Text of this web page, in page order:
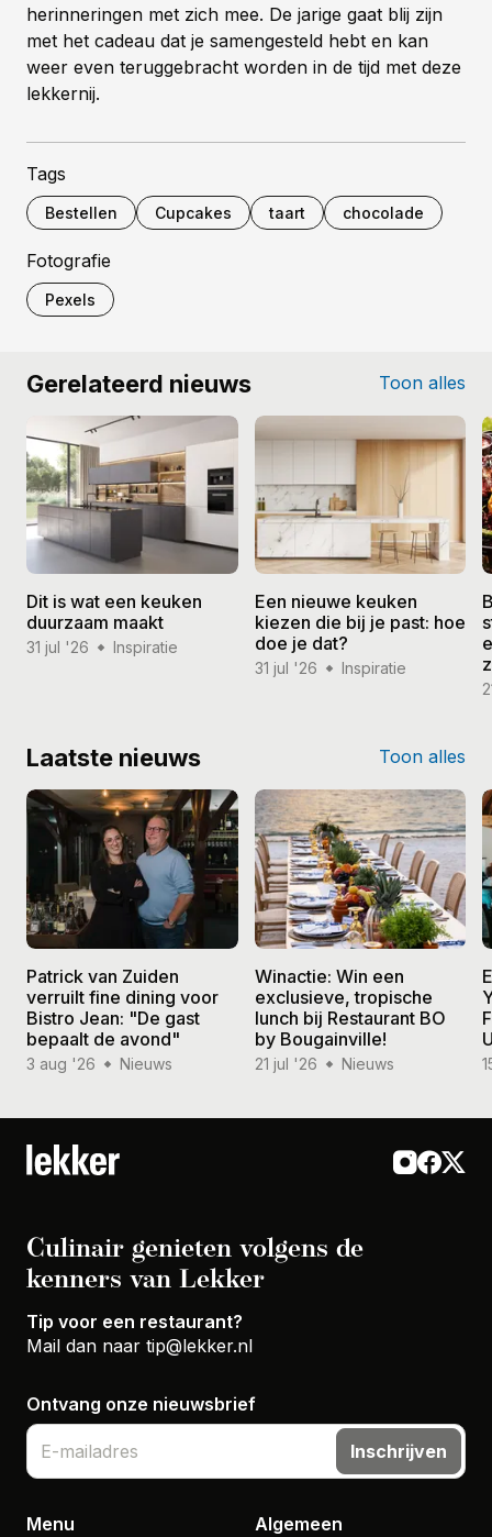
herinneringen met zich mee. De jarige gaat blij zijn
met het cadeau dat je samengesteld hebt en kan
weer even teruggebracht worden in de tijd met deze
lekkernij.
Tags
Bestellen Cupcakes taart chocolade
Fotografie
Pexels
Gerelateerd nieuws Toon alles
Dit is wat een keuken
duurzaam maakt
31 jul '26 Inspiratie
Een nieuwe keuken
kiezen die bij je past: hoe
doe je dat?
31 jul '26 Inspiratie
Laatste nieuws Toon alles
Patrick van Zuiden
verruilt fine dining voor
Bistro Jean: "De gast
bepaalt de avond"
3 aug '26 Nieuws
Winactie: Win een
exclusieve, tropische
lunch bij Restaurant BO
by Bougainville!
21 jul '26 Nieuws
Culinair genieten volgens de
kenners van Lekker
Tip voor een restaurant?
Mail dan naar tip@lekker.nl
Ontvang onze nieuwsbrief
Inschrijven
Menu Algemeen